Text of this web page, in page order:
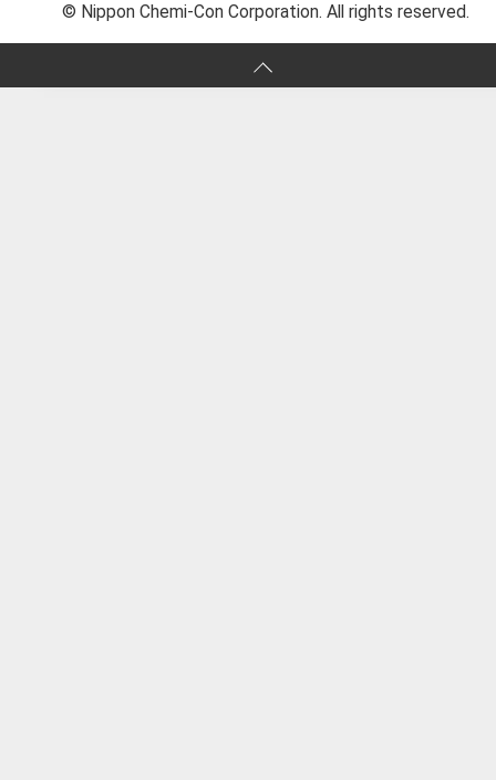
© Nippon Chemi-Con Corporation. All rights reserved.